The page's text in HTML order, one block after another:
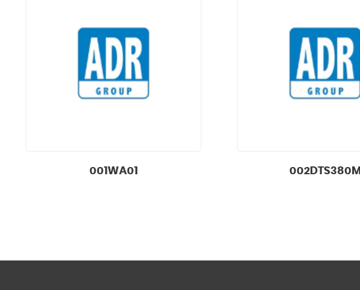
001WA01 002DTS380M